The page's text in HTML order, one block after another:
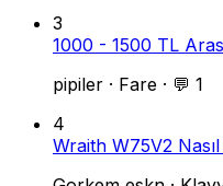
3
1000 - 1500 TL
pipiler · Fare · 💬 1
4
Wraith W75V2